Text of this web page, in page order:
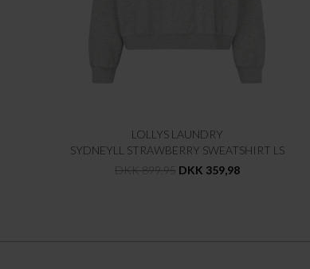
LOLLYS LAUNDRY
SYDNEYLL STRAWBERRY SWEATSHIRT LS
DKK 899,95 DKK 359,98